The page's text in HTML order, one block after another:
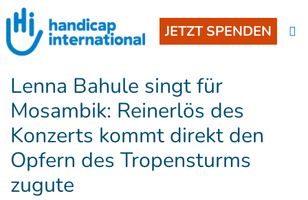
JETZT SPENDEN
Lenna Bahule singt für
Mosambik: Reinerlös des
Konzerts kommt direkt den
Opfern des Tropensturms
zugute